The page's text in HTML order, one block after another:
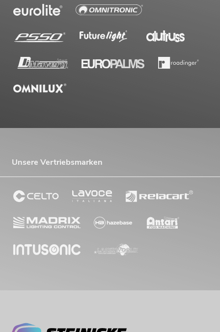
Unsere Vertriebsmarken